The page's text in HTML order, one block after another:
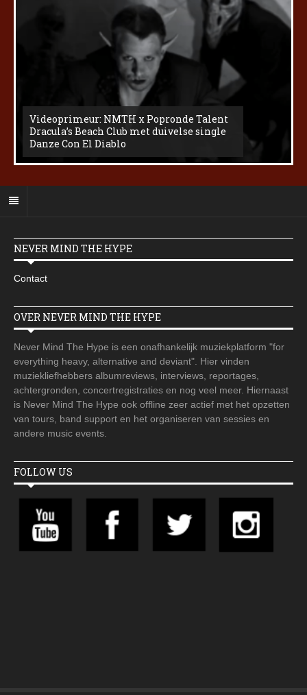
Videoprimeur: NMTH x Popronde Talent
Dracula’s Beach Club met duivelse single
Danze Con El Diablo
NEVER MIND THE HYPE
Contact
OVER NEVER MIND THE HYPE
Never Mind The Hype is een onafhankelijk muziekplatform "for
everything heavy, alternative and deviant". Hier vinden
muziekliefhebbers albumreviews, interviews, reportages,
achtergronden, concertregistraties en nog veel meer. Hiernaast
is Never Mind The Hype ook offline zeer actief met het opzetten
van tours, band support en het organiseren van sessies en
andere music events.
FOLLOW US